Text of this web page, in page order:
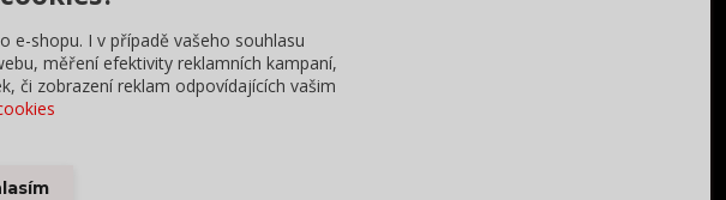
spolupráce
sekačky
Zákaznická podpora
+420 735 060 350
e-shopu. I v případě vašeho souhlasu
měření efektivity reklamních kampaní,
či zobrazení reklam odpovídajících vašim